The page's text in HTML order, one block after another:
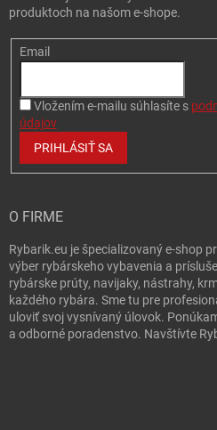
produktoch na našom e-shope.
Email
Vložením e-mailu súhlasíte s
údajov
PRIHLÁSIŤ SA
O FIRME
Rybarik.eu je špecializovaný e-shop
výber rybárskeho vybavenia a
rybárske prúty, navijaky, nástrahy,
každého rybára. Sme tu pre
uloviť svoj vysnívaný úlovok.
a odborné poradenstvo. Navštívte